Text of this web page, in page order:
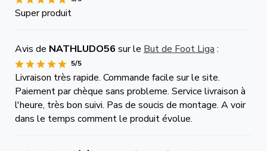
Super produit
Avis de NATHLUDO56 sur le But de Foot Liga :
5/5
Livraison très rapide. Commande facile sur le site.
Paiement par chèque sans probleme. Service livraison à
l'heure, très bon suivi. Pas de soucis de montage. A voir
dans le temps comment le produit évolue.